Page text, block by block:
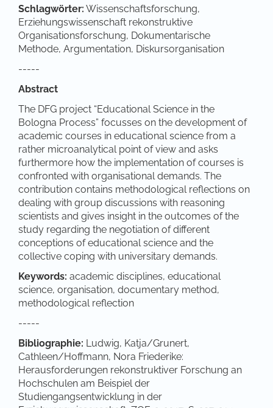
Schlagwörter: Wissenschaftsforschung,
Erziehungswissenschaft rekonstruktive
Organisationsforschung, Dokumentarische
Methode, Argumentation, Diskursorganisation
-----
Abstract
The DFG project “Educational Science in the
Bologna Process” focusses on the development of
academic courses in educational science from a
rather microanalytical point of view and asks
furthermore how the implementation of courses is
confronted with organisational demands. The
contribution contains methodological reflections on
dealing with group discussions with reasoning
scientists and gives insight in the outcomes of the
study regarding the negotiation of different
conceptions of educational science and the
collective coping with universitary demands.
Keywords: academic disciplines, educational
science, organisation, documentary method,
methodological reflection
-----
Bibliographie: Ludwig, Katja/Grunert,
Cathleen/Hoffmann, Nora Friederike:
Herausforderungen rekonstruktiver Forschung an
Hochschulen am Beispiel der
Studiengangsentwicklung in der